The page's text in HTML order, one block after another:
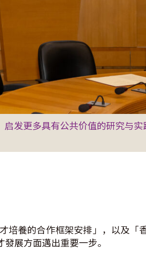
发更多具有公共价值的研究与
培養的合作框架安排」，以及「
展方面邁出重要一步。